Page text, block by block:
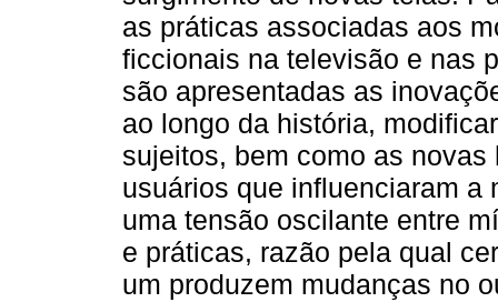
as práticas associadas aos
ficcionais na televisão e nas
são apresentadas as
ao longo da história,
sujeitos, bem como as
usuários que influenciaram a
uma tensão oscilante entre
e práticas, razão pela qual
um produzem mudanças no